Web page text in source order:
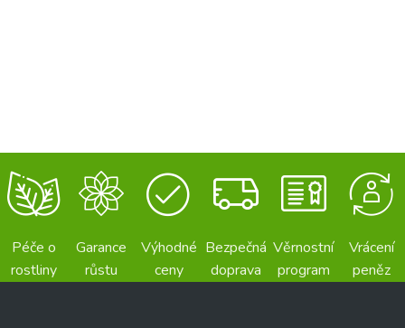
Péče o
rostliny
Garance
růstu
Výhodné
ceny
Bezpečná
doprava
Věrnostní
program
Vrácení
peněz